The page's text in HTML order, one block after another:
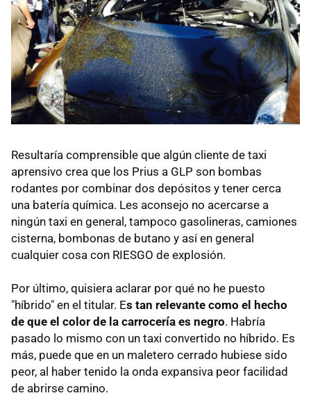
Resultaría comprensible que algún cliente de taxi
aprensivo crea que los Prius a GLP son bombas
rodantes por combinar dos depósitos y tener cerca
una batería química. Les aconsejo no acercarse a
ningún taxi en general, tampoco gasolineras, camiones
cisterna, bombonas de butano y así en general
cualquier cosa con RIESGO de explosión.
Por último, quisiera aclarar por qué no he puesto
"híbrido" en el titular. Es tan relevante como el hecho
de que el color de la carrocería es negro. Habría
pasado lo mismo con un taxi convertido no híbrido. Es
más, puede que en un maletero cerrado hubiese sido
peor, al haber tenido la onda expansiva peor facilidad
de abrirse camino.